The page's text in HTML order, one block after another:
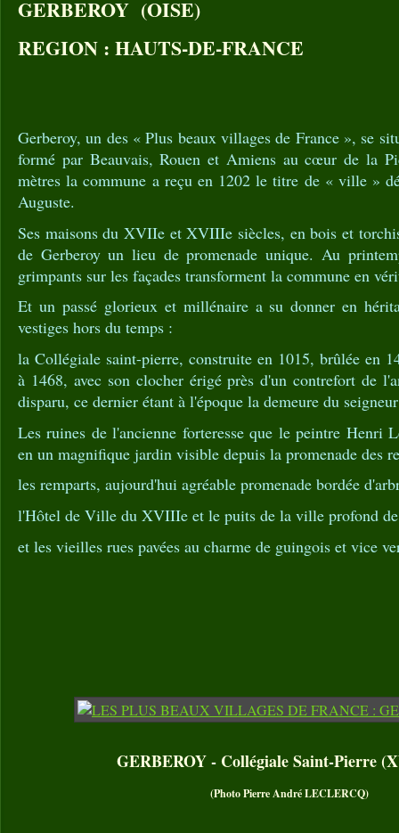
GERBEROY (OISE)
REGION : HAUTS-DE-FRANCE
Gerberoy, un des « Plus beaux villages de France », se
formé par Beauvais, Rouen et Amiens au cœur de la
mètres la commune a reçu en 1202 le titre de « ville »
Auguste.
Ses maisons du XVIIe et XVIIIe siècles, en bois et
de Gerberoy un lieu de promenade unique. Au
grimpants sur les façades transforment la commune en
Et un passé glorieux et millénaire a su donner en
vestiges hors du temps :
la Collégiale saint-pierre, construite en 1015, brûlée en
à 1468, avec son clocher érigé près d'un contrefort de
disparu, ce dernier étant à l'époque la demeure du
Les ruines de l'ancienne forteresse que le peintre Henri
en un magnifique jardin visible depuis la promenade des
les remparts, aujourd'hui agréable promenade bordée
l'Hôtel de Ville du XVIIIe et le puits de la ville profond
et les vieilles rues pavées au charme de guingois et vice
GERBEROY - Collégiale Saint-Pierre
(Photo Pierre André LECLERCQ)